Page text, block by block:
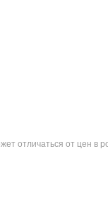
отличаться от цен в